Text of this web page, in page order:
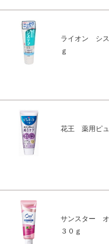
ライオン シ
ｇ
花王 薬用ピ
サンスター オ
３０ｇ